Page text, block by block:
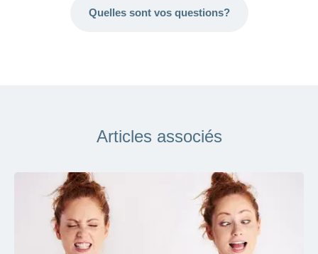
Quelles sont vos questions?
Articles associés